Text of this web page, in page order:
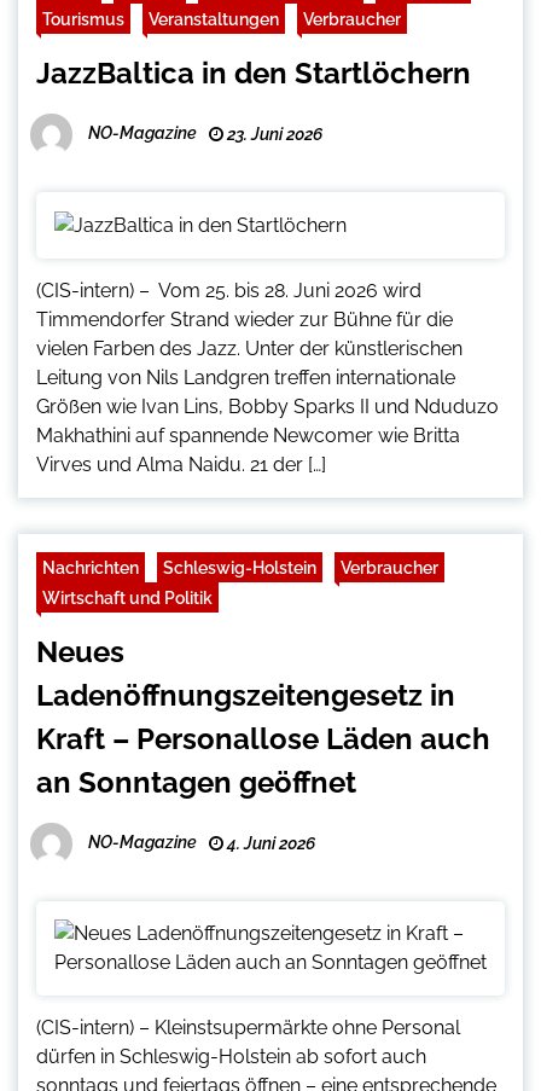
Tourismus
Veranstaltungen Verbraucher
JazzBaltica in den Startlöchern
NO-Magazine 23. Juni 2026
(CIS-intern) – Vom 25. bis 28. Juni 2026 wird
Timmendorfer Strand wieder zur Bühne für die
vielen Farben des Jazz. Unter der künstlerischen
Leitung von Nils Landgren treffen internationale
Größen wie Ivan Lins, Bobby Sparks II und Nduduzo
Makhathini auf spannende Newcomer wie Britta
Virves und Alma Naidu. 21 der […]
Nachrichten Schleswig-Holstein
Verbraucher
Wirtschaft und Politik
Neues
Ladenöffnungszeitengesetz in
Kraft – Personallose Läden auch
an Sonntagen geöffnet
NO-Magazine 4. Juni 2026
(CIS-intern) – Kleinstsupermärkte ohne Personal
dürfen in Schleswig-Holstein ab sofort auch
sonntags und feiertags öffnen – eine entsprechende